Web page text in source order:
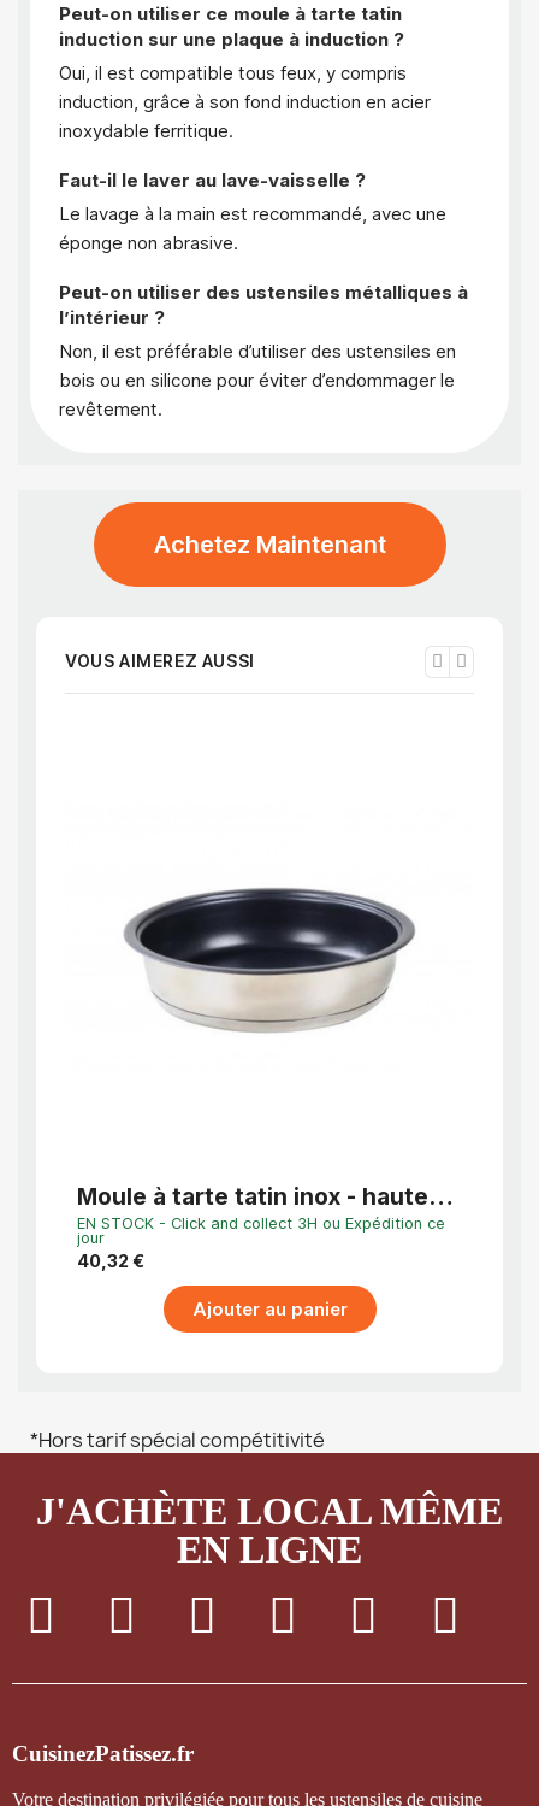
Peut-on utiliser ce moule à tarte tatin
induction sur une plaque à induction ?
Oui, il est compatible tous feux, y compris
induction, grâce à son fond induction en acier
inoxydable ferritique.
Faut-il le laver au lave-vaisselle ?
Le lavage à la main est recommandé, avec une
éponge non abrasive.
Peut-on utiliser des ustensiles métalliques à
l’intérieur ?
Non, il est préférable d’utiliser des ustensiles en
bois ou en silicone pour éviter d’endommager le
revêtement.
Achetez Maintenant
VOUS AIMEREZ AUSSI
Moule à tarte tatin inox - hauteur
6 cm
EN STOCK - Click and collect 3H ou Expédition ce
jour
40,32 €
Ajouter au panier
*Hors tarif spécial compétitivité
J'ACHÈTE LOCAL MÊME
EN LIGNE
CuisinezPatissez.fr
Votre destination privilégiée pour tous les ustensiles de cuisine